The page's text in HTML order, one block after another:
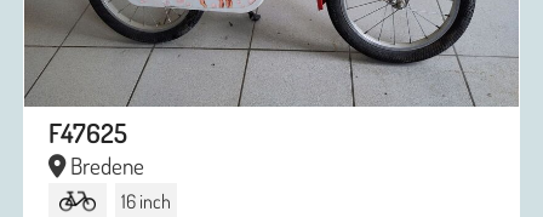
F47625
Bredene
16 inch